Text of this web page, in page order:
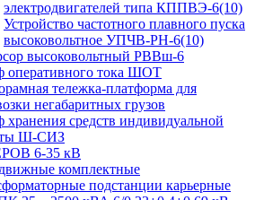
электродвигателей типа КППВЭ-6(10)
Устройство частотного плавного пуска
высоковольтное УПЧВ-РН-6(10)
высоковольтный РВВш-6
оперативного тока ШОТ
тележка-платформа для
негабаритных грузов
средств индивидуальной
Ш-СИЗ
6-35 кВ
комплектные
подстанции карьерные